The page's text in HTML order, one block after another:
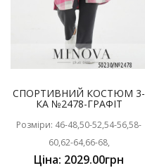
СПОРТИВНИЙ КОСТЮМ 3-
КА №2478-ГРАФІТ
Розміри: 46-48,50-52,54-56,58-
60,62-64,66-68,
Ціна: 2029.00грн